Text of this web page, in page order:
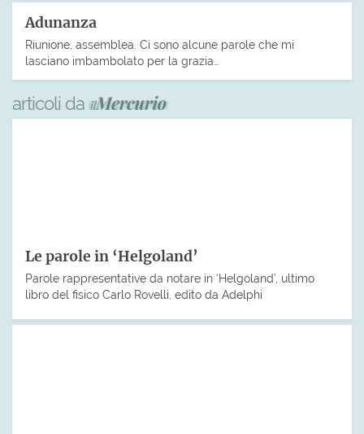
Adunanza
Riunione, assemblea. Ci sono alcune parole che mi
lasciano imbambolato per la grazia…
articoli da
Le parole in ‘Helgoland’
Parole rappresentative da notare in ‘Helgoland’, ultimo
libro del fisico Carlo Rovelli, edito da Adelphi